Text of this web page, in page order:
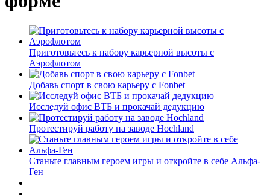
Приготовьтесь к набору карьерной высоты с
Аэрофлотом
Добавь спорт в свою карьеру с Fonbet
Исследуй офис ВТБ и прокачай дедукцию
Протестируй работу на заводе Hochland
Станьте главным героем игры и откройте в себе Альфа-
Ген